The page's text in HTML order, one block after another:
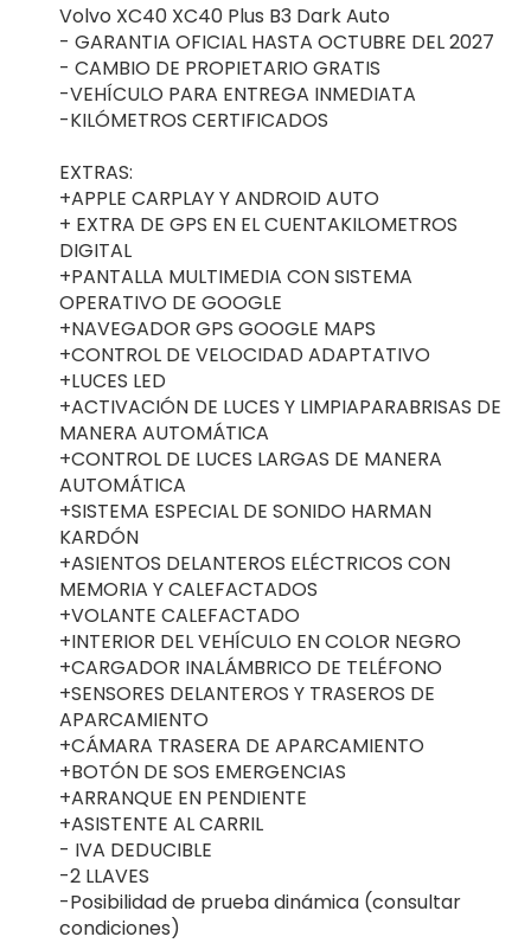
Volvo XC40 XC40 Plus B3 Dark Auto
- GARANTIA OFICIAL HASTA OCTUBRE DEL 2027
- CAMBIO DE PROPIETARIO GRATIS
-VEHÍCULO PARA ENTREGA INMEDIATA
-KILÓMETROS CERTIFICADOS
EXTRAS:
+APPLE CARPLAY Y ANDROID AUTO
+ EXTRA DE GPS EN EL CUENTAKILOMETROS
DIGITAL
+PANTALLA MULTIMEDIA CON SISTEMA
OPERATIVO DE GOOGLE
+NAVEGADOR GPS GOOGLE MAPS
+CONTROL DE VELOCIDAD ADAPTATIVO
+LUCES LED
+ACTIVACIÓN DE LUCES Y LIMPIAPARABRISAS DE
MANERA AUTOMÁTICA
+CONTROL DE LUCES LARGAS DE MANERA
AUTOMÁTICA
+SISTEMA ESPECIAL DE SONIDO HARMAN
KARDÓN
+ASIENTOS DELANTEROS ELÉCTRICOS CON
MEMORIA Y CALEFACTADOS
+VOLANTE CALEFACTADO
+INTERIOR DEL VEHÍCULO EN COLOR NEGRO
+CARGADOR INALÁMBRICO DE TELÉFONO
+SENSORES DELANTEROS Y TRASEROS DE
APARCAMIENTO
+CÁMARA TRASERA DE APARCAMIENTO
+BOTÓN DE SOS EMERGENCIAS
+ARRANQUE EN PENDIENTE
+ASISTENTE AL CARRIL
- IVA DEDUCIBLE
-2 LLAVES
-Posibilidad de prueba dinámica (consultar
condiciones)